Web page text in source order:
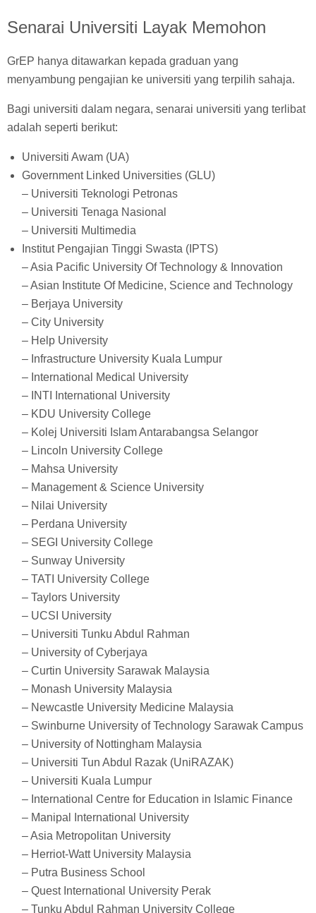
Senarai Universiti Layak Memohon
GrEP hanya ditawarkan kepada graduan yang
menyambung pengajian ke universiti yang terpilih sahaja.
Bagi universiti dalam negara, senarai universiti yang terlibat
adalah seperti berikut:
Universiti Awam (UA)
Government Linked Universities (GLU)
– Universiti Teknologi Petronas
– Universiti Tenaga Nasional
– Universiti Multimedia
Institut Pengajian Tinggi Swasta (IPTS)
– Asia Pacific University Of Technology & Innovation
– Asian Institute Of Medicine, Science and Technology
– Berjaya University
– City University
– Help University
– Infrastructure University Kuala Lumpur
– International Medical University
– INTI International University
– KDU University College
– Kolej Universiti Islam Antarabangsa Selangor
– Lincoln University College
– Mahsa University
– Management & Science University
– Nilai University
– Perdana University
– SEGI University College
– Sunway University
– TATI University College
– Taylors University
– UCSI University
– Universiti Tunku Abdul Rahman
– University of Cyberjaya
– Curtin University Sarawak Malaysia
– Monash University Malaysia
– Newcastle University Medicine Malaysia
– Swinburne University of Technology Sarawak Campus
– University of Nottingham Malaysia
– Universiti Tun Abdul Razak (UniRAZAK)
– Universiti Kuala Lumpur
– International Centre for Education in Islamic Finance
– Manipal International University
– Asia Metropolitan University
– Herriot-Watt University Malaysia
– Putra Business School
– Quest International University Perak
– Tunku Abdul Rahman University College